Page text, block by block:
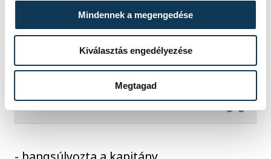
Mindennek a megengedése
Kiválasztás engedélyezése
Megtagad
volt látni a megdöbbenést az
arcukon, hiszen nekik
mindenképpen pontot kellett
szerezniük, hogy életben
maradjanak a reményeik